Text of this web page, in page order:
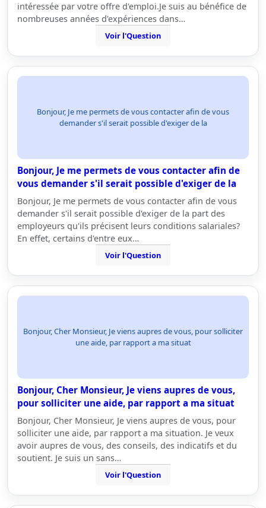
intéressée par votre offre d'emploi.Je suis au bénéfice de
nombreuses années d'expériences dans…
Voir l'Question
Bonjour, Je me permets de vous contacter afin de vous
demander s'il serait possible d'exiger de la
Bonjour, Je me permets de vous contacter afin de
vous demander s'il serait possible d'exiger de la
Bonjour, Je me permets de vous contacter afin de vous
demander s'il serait possible d'exiger de la part des
employeurs qu'ils précisent leurs conditions salariales?
En effet, certains d'entre eux…
Voir l'Question
Bonjour, Cher Monsieur, Je viens aupres de vous, pour solliciter
une aide, par rapport a ma situat
Bonjour, Cher Monsieur, Je viens aupres de vous,
pour solliciter une aide, par rapport a ma situat
Bonjour, Cher Monsieur, Je viens aupres de vous, pour
solliciter une aide, par rapport a ma situation. Je veux
avoir aupres de vous, des conseils, des indicatifs et du
soutient. Je suis un sans…
Voir l'Question